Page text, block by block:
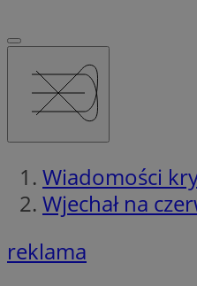
Wiadomości
Wjechał na
reklama